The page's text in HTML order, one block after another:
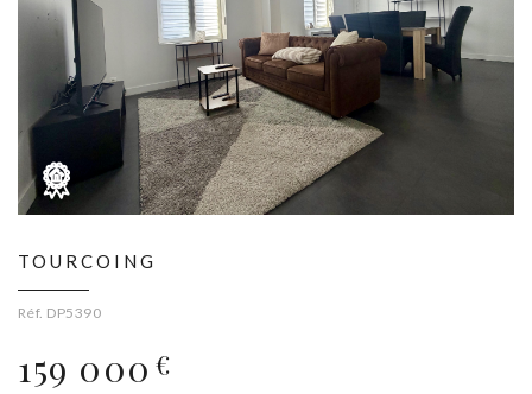
TOURCOING
Réf. DP5390
159 000 €